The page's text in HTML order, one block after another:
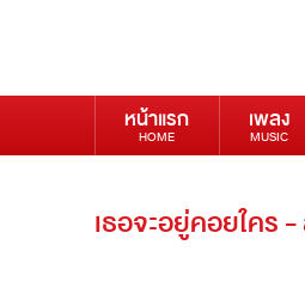
หน้าแรก
HOME
เพลง
MUSIC
เธอจะอยู่คอยใค